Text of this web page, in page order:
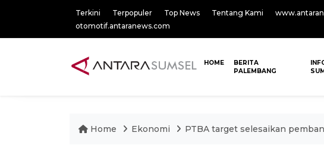
Terkini Terpopuler Top News Tentang Kami
otomotif.antaranews.com
HOME
BERITA
PALEMBANG
Home Ekonomi PTBA target selesaikan